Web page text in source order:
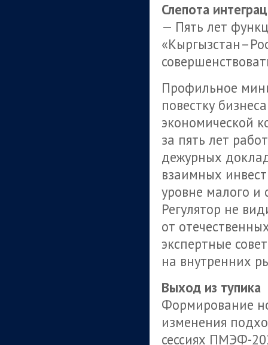
Слепота
— Пять лет
Профильное
повестку
экономической
за пять лет
дежурных
взаимных
уровне малого и
Регулятор не
от
экспертные
на внутренних
Выход из тупика
Формирование
изменения
сессиях ПМЭФ-